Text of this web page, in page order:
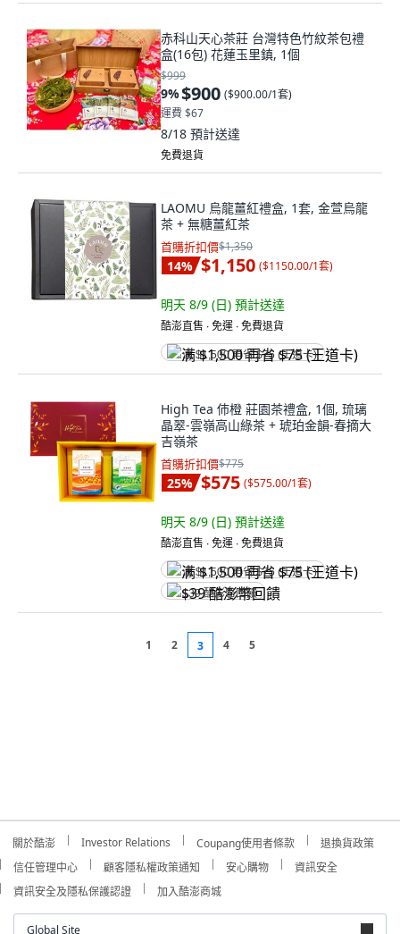
赤科山天心茶莊 台灣特色竹紋茶包禮
盒(16包) 花蓮玉里鎮, 1個
$999
9%$900 ($900.00/1套)
運費 $67
8/18 預計送達
免費退貨
LAOMU 烏龍薑紅禮盒, 1套, 金萱烏龍
茶 + 無糖薑紅茶
首購折扣價$1,350
14% $1,150 ($1150.00/1套)
明天 8/9 (日) 預計送達
酷澎直售 ∙ 免運 ∙ 免費退貨
满 $1,500 再省 $75 (王道卡)
High Tea 伂橙 莊園茶禮盒, 1個, 琉璃
晶翠-雲嶺高山綠茶 + 琥珀金韻-春摘大
吉嶺茶
首購折扣價$775
25% $575 ($575.00/1套)
明天 8/9 (日) 預計送達
酷澎直售 ∙ 免運 ∙ 免費退貨
满 $1,500 再省 $75 (王道卡)
$39 酷澎幣回饋
1 2 3 4 5
關於酷澎 Investor Relations Coupang使用者條款
退換貨政策
信任管理中心
顧客隱私權政策通知 安心購物
資訊安全
資訊安全及隱私保護認證
加入酷澎商城
Global Site